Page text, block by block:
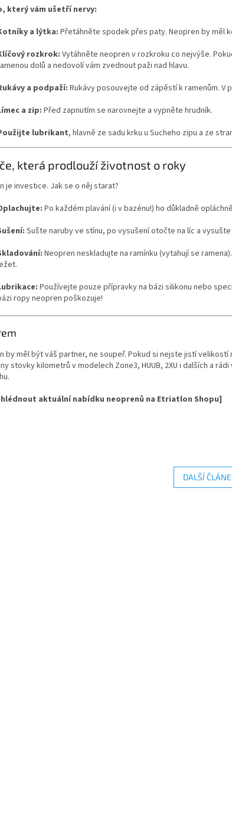
který vám ušetří nervy:
a lýtka: Přetáhněte spodek přes paty. Neopren by měl
rozkrok: Vytáhněte neopren v rozkroku co nejvýše.
dolů a nedovolí vám zvednout paži nad hlavu.
a podpaží: Rukávy posouvejte od zápěstí k ramenům. V
a zip:Před zapnutím se narovnejte a vypněte hrudník.
lubrikant, hlavně ze sadu krku u Sucheho zipu a ze
která prodlouží životnost o roky
je investice. Jak se o něj starat?
Po každém plavání (i v bazénu!) ho důkladně
Sušte naruby ve stínu, po vysušení otočte na líc a
Neopren neskladujte na ramínku (vytahují se
Používejte pouze přípravky na bázi silikonu nebo
ropy neopren poškozuje!
by měl být váš partner, ne soupeř. Pokud si nejste jistí velikostí
stovky kilometrů v modelech Zone3, HUUB, 2XU i dalších a
aktuální nabídku neoprenů na Etriatlon Shopu]
DALŠÍ